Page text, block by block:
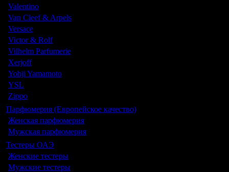
Valentino
Van Cleef & Arpels
Versace
Victor & Rolf
Vilhelm Parfumerie
Xerjoff
Yohji Yamamoto
YSL
Zippo
Парфюмерия (Европейское качество)
Женская парфюмерия
Мужская парфюмерия
Тестеры ОАЭ
Женские тестеры
Мужские тестеры